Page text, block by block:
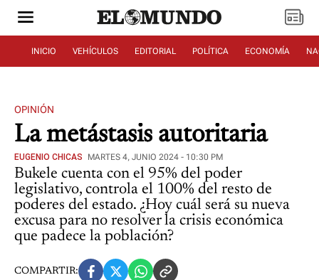
INICIO VEHÍCULOS EDITORIAL POLÍTICA ECONOMÍA
OPINIÓN
La metástasis autoritaria
EUGENIO CHICAS MARTES 4, JUNIO 2024 - 10:30 PM
Bukele cuenta con el 95% del poder
legislativo, controla el 100% del resto de
poderes del estado. ¿Hoy cuál será su nueva
excusa para no resolver la crisis económica
que padece la población?
COMPARTIR: